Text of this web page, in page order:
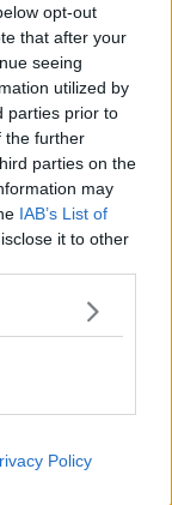
opt-out
that after your
seeing
utilized by
parties prior to
the further
parties on the
may
IAB’s List of
it to other
Policy